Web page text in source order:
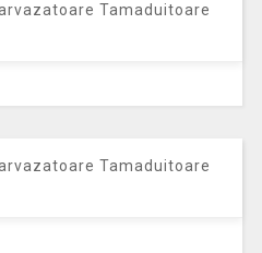
Tamaduitoare
Tamaduitoare